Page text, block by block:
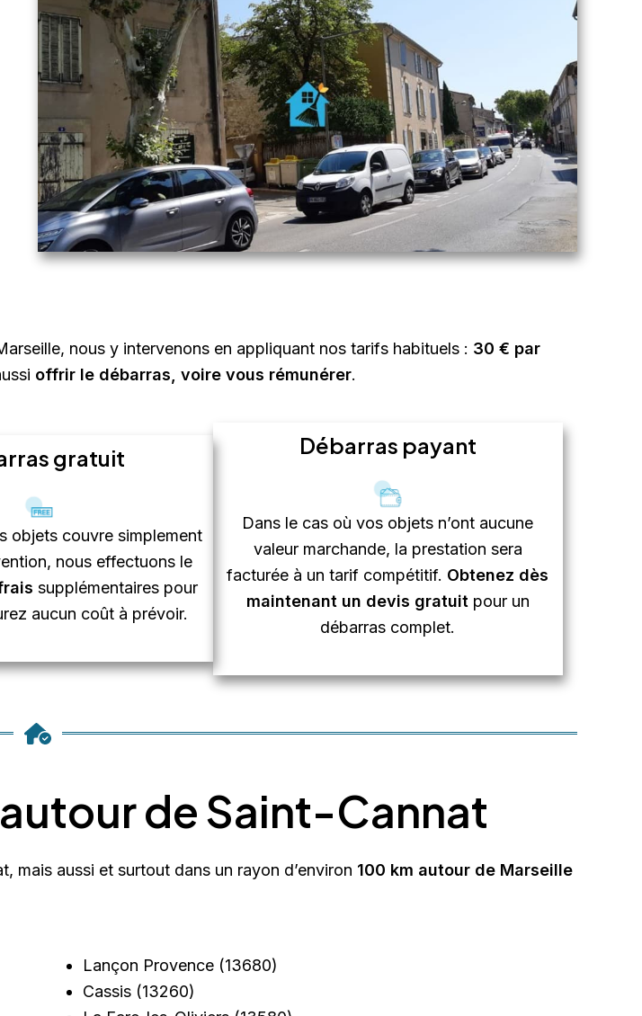
nous y intervenons en appliquant nos tarifs habituels : 30 € par
offrir le débarras, voire vous rémunérer.
gratuit
objets couvre simplement
nous effectuons le
supplémentaires pour
aucun coût à prévoir.
Débarras payant
Dans le cas où vos objets n’ont aucune
valeur marchande, la prestation sera
facturée à un tarif compétitif. Obtenez dès
maintenant un devis gratuit pour un
débarras complet.
de Saint-Cannat
mais aussi et surtout dans un rayon d’environ 100 km autour de Marseille
Lançon Provence (13680)
Cassis (13260)